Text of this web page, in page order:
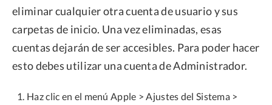
eliminar cualquier otra cuenta de usuario y sus
carpetas de inicio. Una vez eliminadas, esas
cuentas dejarán de ser accesibles. Para poder hacer
esto debes utilizar una cuenta de Administrador.
Haz clic en el menú Apple > Ajustes del Sistema >